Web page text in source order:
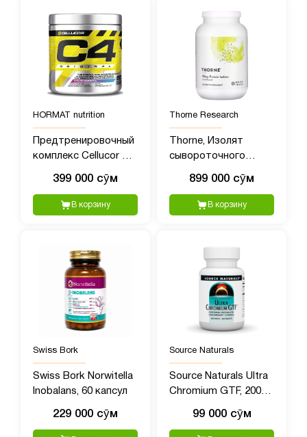
HORMAT nutrition
Предтренировочный
комплекс Cellucor C4
399 000 сӯм
В корзину
Thorne Research
Thorne, Изолят
сывороточного
899 000 сӯм
В корзину
Swiss Bork
Swiss Bork Norwitella
Inobalans, 60 капсул
229 000 сӯм
Source Naturals
Source Naturals Ultra
Chromium GTF, 200
99 000 сӯм